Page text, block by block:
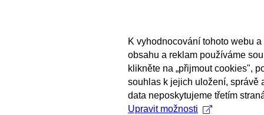
K vyhodnocování tohoto webu
obsahu a reklam používáme
klikněte na „přijmout cookies",
souhlas k jejich uložení, správě
data neposkytujeme třetím
Upravit možnosti